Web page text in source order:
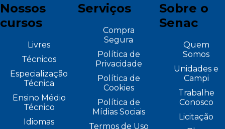
Nossos
cursos
Livres
Técnicos
Especialização
Técnica
Ensino Médio
Técnico
Idiomas
Serviços
Compra
Segura
Política de
Privacidade
Política de
Cookies
Política de
Mídias Sociais
Termos de Uso
Sobre o
Senac
Quem
Somos
Unidades e
Campi
Trabalhe
Conosco
Licitação